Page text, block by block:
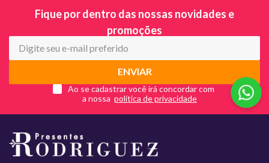
Fique por dentro das nossas novidades e
promoções
ENVIAR
Ao se cadastrar você irá concordar com
a nossa